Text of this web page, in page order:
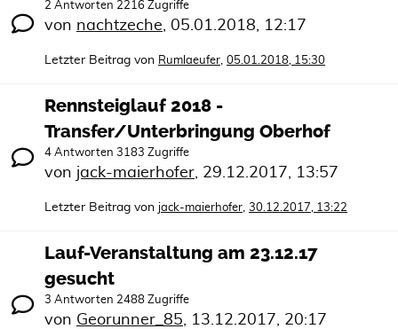
2 Antworten 2216 Zugriffe
von nachtzeche 05.01.2018, 12:17
Letzter Beitrag von Rumlaeufer 05.01.2018, 15:30
Rennsteiglauf 2018 -
Transfer/Unterbringung Oberhof
4 Antworten 3183 Zugriffe
von jack-maierhofer 29.12.2017, 13:57
Letzter Beitrag von jack-maierhofer 30.12.2017, 13:22
Lauf-Veranstaltung am 23.12.17
gesucht
3 Antworten 2488 Zugriffe
von Georunner_85 13.12.2017, 20:17